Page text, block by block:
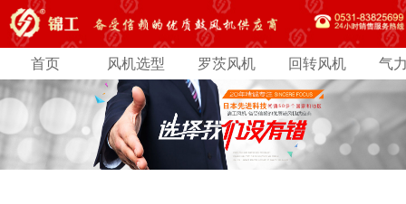
首页 风机选型 罗茨风机 回转风机 气